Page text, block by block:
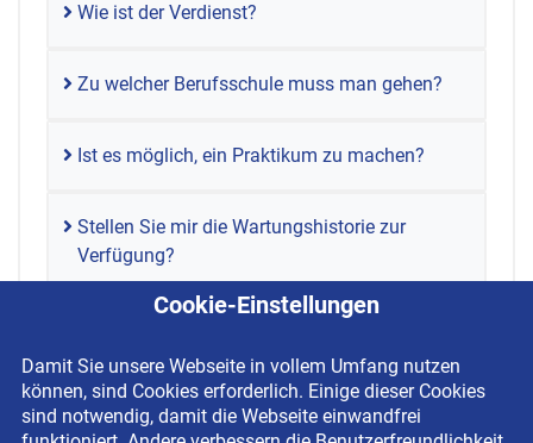
Wie ist der Verdienst?
Zu welcher Berufsschule muss man gehen?
Ist es möglich, ein Praktikum zu machen?
Stellen Sie mir die Wartungshistorie zur
Verfügung?
Cookie-Einstellungen
Damit Sie unsere Webseite in vollem Umfang nutzen
können, sind Cookies erforderlich. Einige dieser Cookies
sind notwendig, damit die Webseite einwandfrei